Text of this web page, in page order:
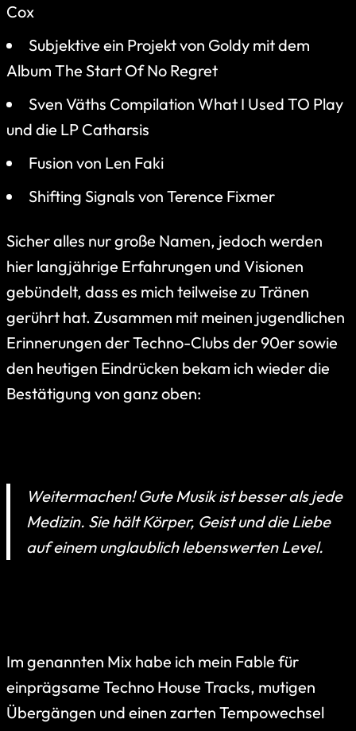
Cox
Subjektive ein Projekt von Goldy mit dem
Album The Start Of No Regret
Sven Väths Compilation What I Used TO Play
und die LP Catharsis
Fusion von Len Faki
Shifting Signals von Terence Fixmer
Sicher alles nur große Namen, jedoch werden
hier langjährige Erfahrungen und Visionen
gebündelt, dass es mich teilweise zu Tränen
gerührt hat. Zusammen mit meinen jugendlichen
Erinnerungen der Techno-Clubs der 90er sowie
den heutigen Eindrücken bekam ich wieder die
Bestätigung von ganz oben:
Weitermachen! Gute Musik ist besser als jede
Medizin. Sie hält Körper, Geist und die Liebe
auf einem unglaublich lebenswerten Level.
Im genannten Mix habe ich mein Fable für
einprägsame Techno House Tracks, mutigen
Übergängen und einen zarten Tempowechsel